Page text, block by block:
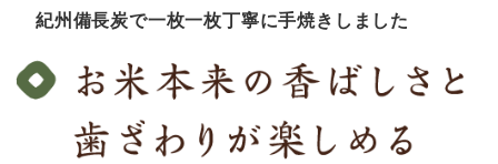
紀州備長炭で一枚一枚丁寧に手焼きしました